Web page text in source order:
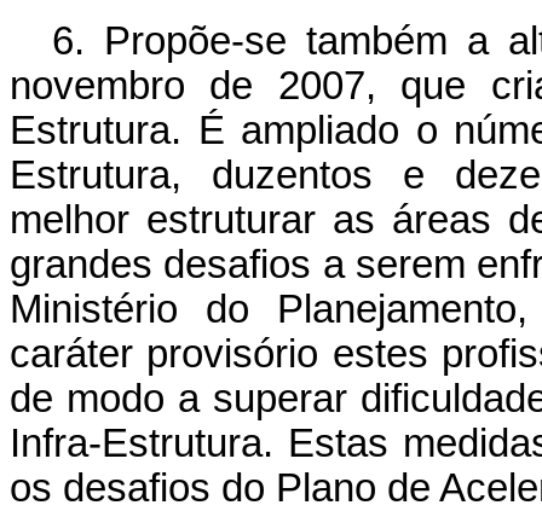
6. Propõe-se também a
novembro de 2007, que
Estrutura. É ampliado o
Estrutura, duzentos e
melhor estruturar as áreas
grandes desafios a serem
Ministério do
caráter provisório estes
de modo a superar
Infra-Estrutura. Estas
os desafios do Plano de